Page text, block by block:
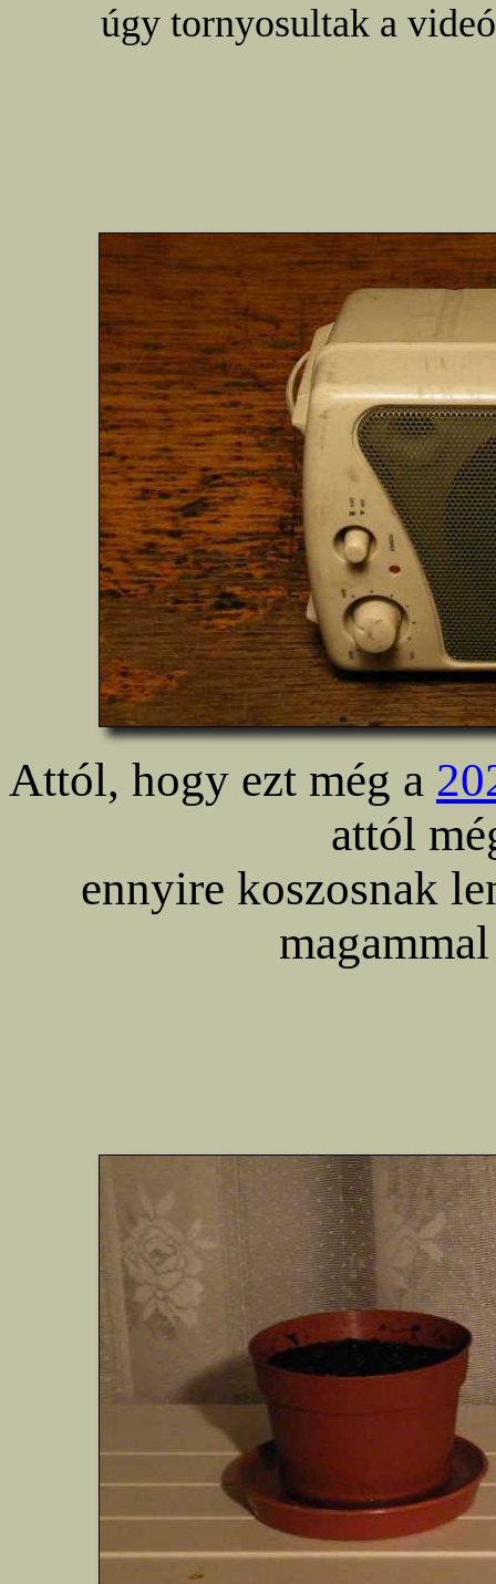
úgy tornyosultak a
Attól, hogy ezt még a
attól
ennyire koszosnak